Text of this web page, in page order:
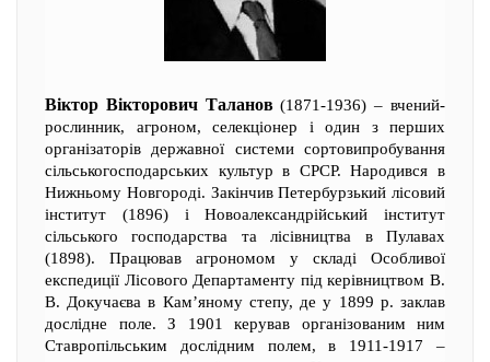
Віктор Вікторович Таланов(1871-1936) – вчений-
рослинник, агроном, селекціонер і один з перших
організаторів державної системи сортовипробування
сільськогосподарських культур в СРСР. Народився в
Нижньому Новгороді. Закінчив Петербурзький лісовий
інститут (1896) і Новоалександрійський інститут
сільського господарства та лісівництва в Пулавах
(1898). Працював агрономом у складі Особливої
експедиції Лісового Департаменту під керівництвом В.
В. Докучаєва в Кам’яному степу, де у 1899 р. заклав
дослідне поле. З 1901 керував організованим ним
Ставропільським дослідним полем, в 1911-1917 –